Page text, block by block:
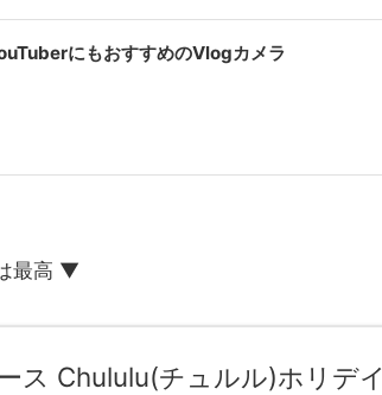
にもおすすめのVlogカメラ
最高 ▼
ス Chululu(チュルル)ホリデイ